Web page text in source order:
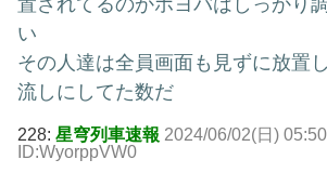
置されてるのかホヨバはしっかり
い
その人達は全員画面も見ずに放置
流しにしてた数だ
228: 星穹列車速報 2024/06/02(日)
ID:WyorppVW0